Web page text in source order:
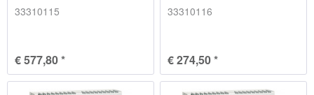
33310115
€ 577,80 *
33310116
€ 274,50 *